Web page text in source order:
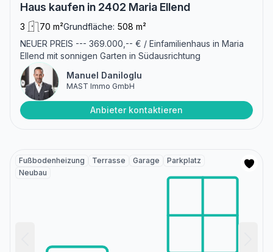
Haus kaufen in 2402 Maria Ellend
3 70 m²Grundfläche: 508 m²
NEUER PREIS --- 369.000,-- € / Einfamilienhaus in Maria
Ellend mit sonnigen Garten in Südausrichtung
Manuel Daniloglu
MAST Immo GmbH
Anbieter kontaktieren
Fußbodenheizung Terrasse Garage
Parkplatz
Neubau